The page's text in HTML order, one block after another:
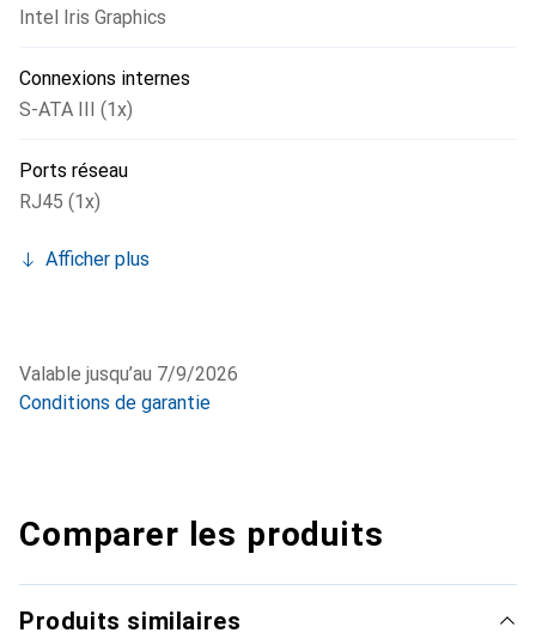
Intel Iris Graphics
Connexions internes
S-ATA III (1x)
Ports réseau
RJ45 (1x)
Afficher plus
Valable jusqu’au 7/9/2026
Conditions de garantie
Comparer les produits
Produits similaires